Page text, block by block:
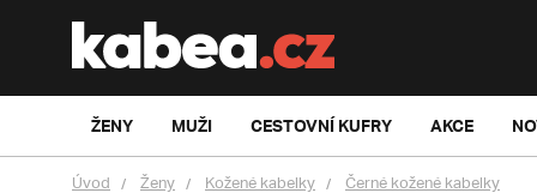
ŽENY MUŽI CESTOVNÍ KUFRY AKCE
Úvod Ženy Kožené kabelky Černé kožené kabelky